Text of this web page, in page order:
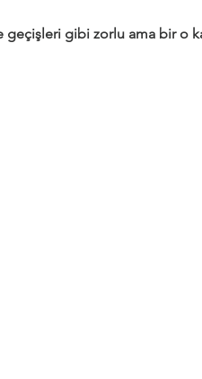
geçişleri gibi zorlu ama bir o